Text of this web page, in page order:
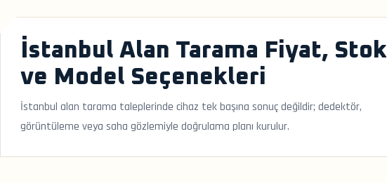
İstanbul Alan Tarama Fiyat, Stok
ve Model Seçenekleri
İstanbul alan tarama taleplerinde cihaz tek başına sonuç değildir; dedektör,
görüntüleme veya saha gözlemiyle doğrulama planı kurulur.